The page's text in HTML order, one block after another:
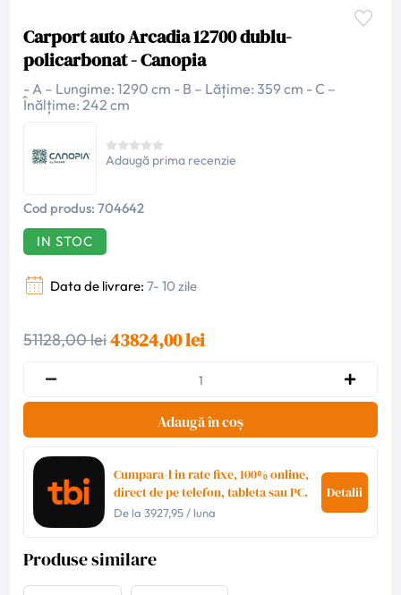
Carport auto Arcadia 12700 dublu-
policarbonat - Canopia
- A – Lungime: 1290 cm - B – Lățime: 359 cm - C –
Înălțime: 242 cm
Adaugă prima recenzie
Cod produs: 704642
IN STOC
Data de livrare: 7- 10 zile
51128,00 lei43824,00 lei
Adaugă în coș
Cumpara-l in rate fixe, 100% online,
direct de pe telefon, tableta sau PC.
De la3927,95 / luna
Detalii
Produse similare